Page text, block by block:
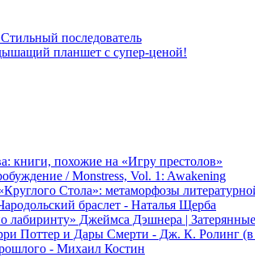
последователь
планшет с супер-ценой!
книги, похожие на «Игру престолов»
/ Monstress, Vol. 1: Awakening
Стола»: метаморфозы
браслет - Наталья Щерба
лабиринту» Джеймса Дэшнера |
Поттер и Дары Смерти - Дж. К. Ролинг
- Михаил Костин